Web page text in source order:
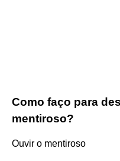
Como faço para
mentiroso?
Ouvir o mentiroso